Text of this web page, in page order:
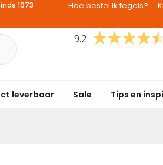
1973 Hoe bestel ik tegels?
9.2
leverbaar Sale Tips en